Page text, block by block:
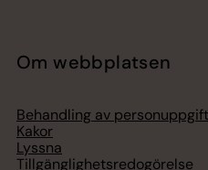
Om webbplatsen
Behandling av
Kakor
Lyssna
Tillgänglighetsredogörelse